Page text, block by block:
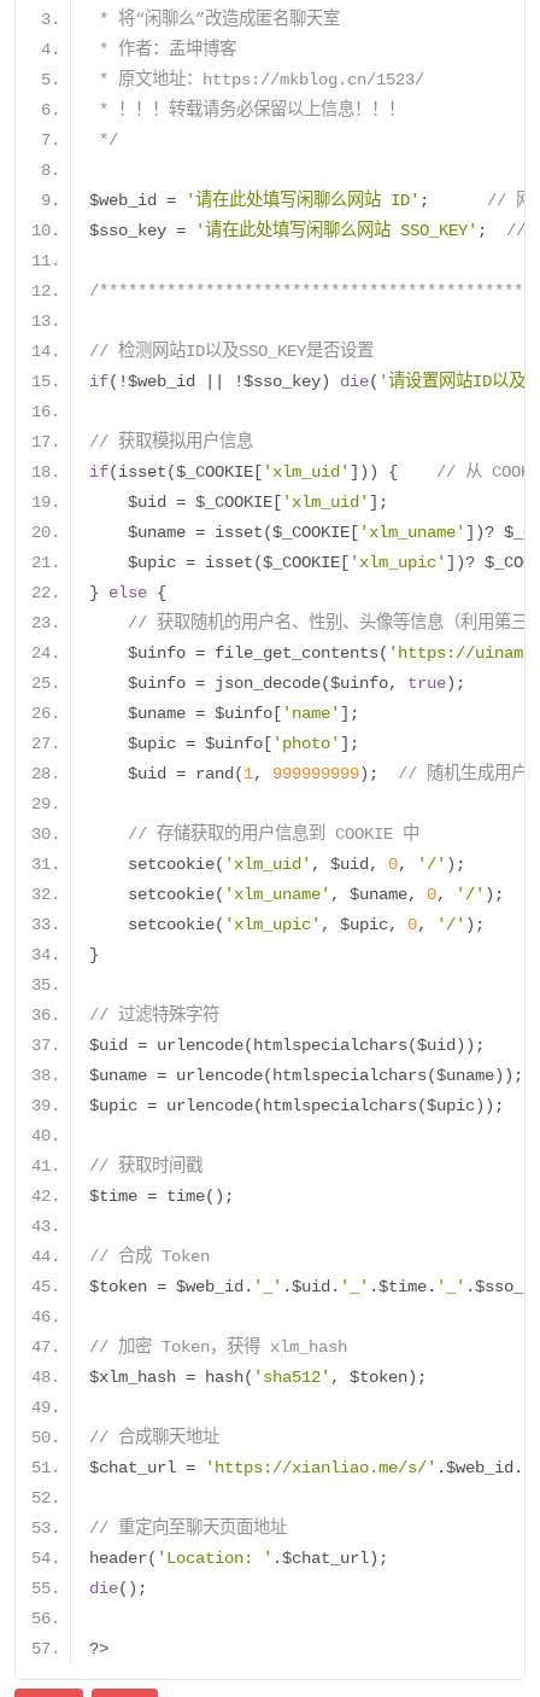
* 将“闲聊么”改造成匿名聊天室
* 作者：孟坤博客
* 原文地址：https://mkblog.cn/1523/
* ！！！转载请务必保留以上信息！！！
*/
$web_id = '请在此处填写闲聊么网站 ID' ;
// 网
$sso_key = '请在此处填写闲聊么网站 SSO_KEY' ; //
/
// 检测网站ID以及SSO_KEY是否设置
if(!$web_id || !$sso_key) die( '请设置网站ID以及
// 获取模拟用户信息
if(isset($_COOKIE[ 'xlm_uid' ])) {
// 从
    $uid
= $_COOKIE[ 'xlm_uid' ];
    $uname
= isset($_COOKIE[ 'xlm_uname' ])?
    $upic
= isset($_COOKIE[ 'xlm_upic' ])?
}
else {
// 获取随机的用户名、性别、头像等信息（利用第三
    $uinfo
= file_get_contents( 'https://
    $uinfo
= json_decode($uinfo, true);
    $uname
= $uinfo[ 'name' ];
    $upic
= $uinfo[ 'photo' ];
    $uid
= rand(1, 999999999); // 随机生成用户
// 存储获取的用户信息到 COOKIE 中
    setcookie
( 'xlm_uid' , $uid, 0, '/' );
    setcookie
( 'xlm_uname' , $uname, 0, '/' );
    setcookie
( 'xlm_upic' , $upic, 0, '/' );
}
// 过滤特殊字符
$uid = urlencode(htmlspecialchars($uid));
$uname = urlencode(htmlspecialchars($uname));
$upic = urlencode(htmlspecialchars($upic));
// 获取时间戳
$time = time();
// 合成 Token
$token = $web_id. '_' .$uid. '_' .$time. '_' .
// 加密 Token，获得 xlm_hash
$xlm_hash = hash( 'sha512' , $token);
// 合成聊天地址
$chat_url = 'https://xianliao.me/s/' .$web_id.
// 重定向至聊天页面地址
header( 'Location: ' .$chat_url);
die();
?>